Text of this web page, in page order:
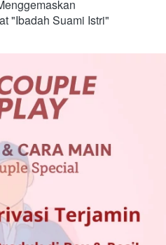
"Ibadah Suami Istri"